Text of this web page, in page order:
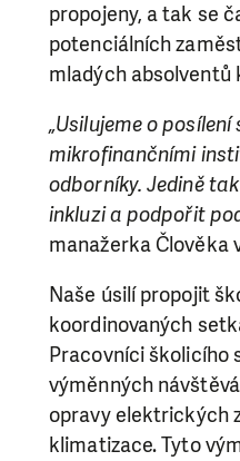
propojeny, a tak se
potenciálních
mladých absolventů
„Usilujeme o
mikrofinančními
odborníky. Jedině
inkluzi a podpořit
manažerka Člověka
Naše úsilí propojit
koordinovaných
Pracovníci školicího
výměnných
opravy elektrických
klimatizace. Tyto
LÍBÍ
Abychom